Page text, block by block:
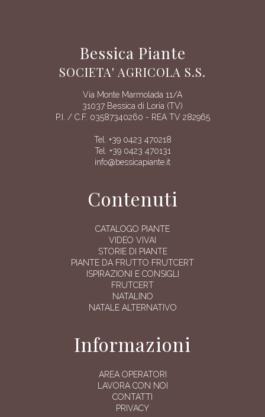
Bessica Piante
SOCIETA' AGRICOLA S.S.
Via Monte Marmolada 11/A
31037 Bessica di Loria (TV)
P.I. / C.F. 03587340260 - REA TV 282965
Tel. +39 0423 470218
Tel. +39 0423 470131
info@bessicapiante.it
Contenuti
CATALOGO PIANTE
VIDEO VIVAI
STORIE DI PIANTE
PIANTE DA FRUTTO FRUTCERT
ISPIRAZIONI E CONSIGLI
FRUTCERT
NATALINO
NATALE ALTERNATIVO
Informazioni
AREA OPERATORI
LAVORA CON NOI
CONTATTI
PRIVACY